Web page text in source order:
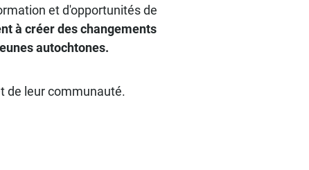
et d'opportunités de
à créer des changements
autochtones.
de leur communauté.